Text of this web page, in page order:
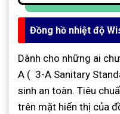
Đồng hồ nhiệt độ
Dành cho những ai
A ( 3-A Sanitary
sinh an toàn. Tiêu
trên mặt hiển thị của